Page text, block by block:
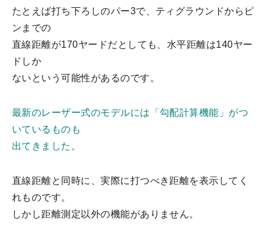
たとえば打ち下ろしのパー3で、ティグラウンドからピ
ンまでの
直線距離が170ヤードだとしても、水平距離は140ヤー
ドしか
ないという可能性があるのです。
最新のレーザー式のモデルには「勾配計算機能」がつ
いているものも
出てきました。
直線距離と同時に、実際に打つべき距離を表示してく
れものです。
しかし距離測定以外の機能がありません。